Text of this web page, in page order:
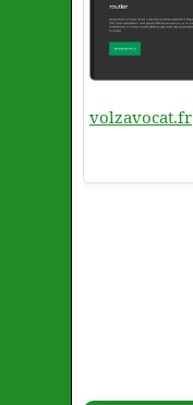
volzavocat.fr